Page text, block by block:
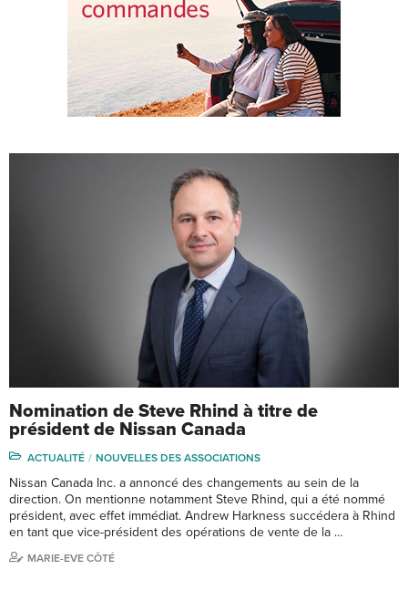
Nomination de Steve Rhind à titre de
président de Nissan Canada
ACTUALITÉ NOUVELLES DES ASSOCIATIONS
Nissan Canada Inc. a annoncé des changements au sein de la
direction. On mentionne notamment Steve Rhind, qui a été nommé
président, avec effet immédiat. Andrew Harkness succédera à Rhind
en tant que vice-président des opérations de vente de la …
MARIE-EVE CÔTÉ